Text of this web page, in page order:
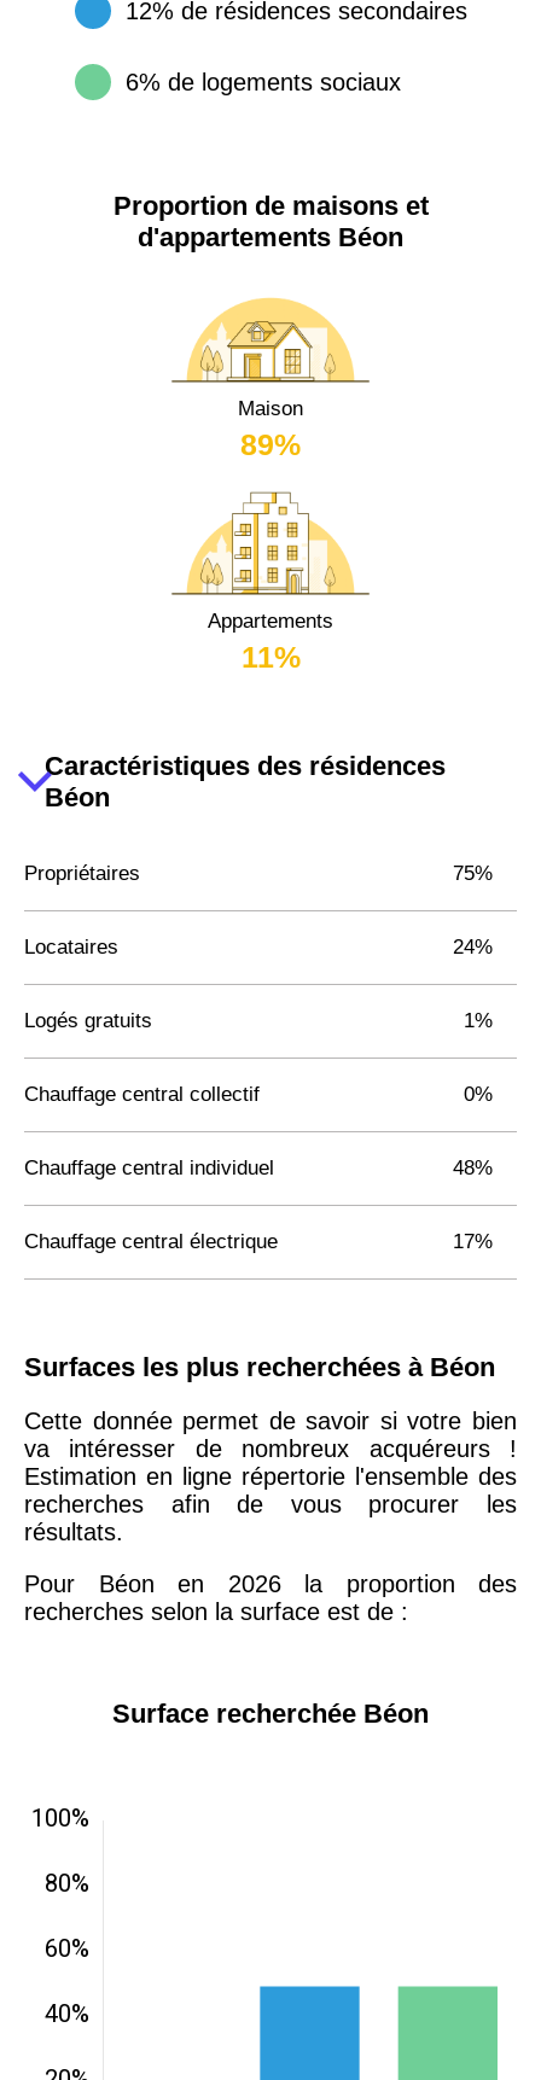
12% de résidences secondaires
6% de logements sociaux
Proportion de maisons et
d'appartements Béon
Maison
89%
Appartements
11%
Caractéristiques des résidences
Béon
Propriétaires 75%
Locataires 24%
Logés gratuits 1%
Chauffage central collectif 0%
Chauffage central individuel 48%
Chauffage central électrique 17%
Surfaces les plus recherchées à Béon
Cette donnée permet de savoir si votre bien
va intéresser de nombreux acquéreurs !
Estimation en ligne répertorie l'ensemble des
recherches afin de vous procurer les
résultats.
Pour Béon en 2026 la proportion des
recherches selon la surface est de :
Surface recherchée Béon